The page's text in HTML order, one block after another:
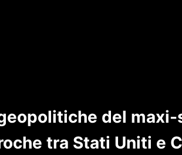
del maxi-
tra Stati Uniti e